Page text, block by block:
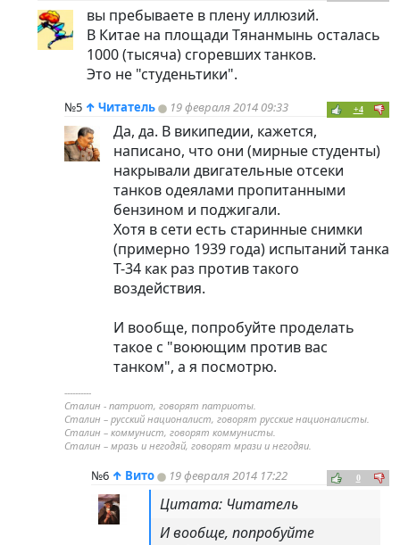
вы пребываете в плену иллюзий.
В Китае на площади Тянанмынь осталась
1000 (тысяча) сгоревших танков.
Это не "студеньтики".
№5 ↑ Читатель 19 февраля 2014 09:33 +4
Да, да. В википедии, кажется,
написано, что они (мирные студенты)
накрывали двигательные отсеки
танков одеялами пропитанными
бензином и поджигали.
Хотя в сети есть старинные снимки
(примерно 1939 года) испытаний танка
Т-34 как раз против такого
воздействия.
И вообще, попробуйте проделать
такое с "воюющим против вас
танком", а я посмотрю.
----------
Сталин - патриот, говорят патриоты.
Сталин – русский националист, говорят русские националисты.
Сталин – коммунист, говорят коммунисты.
Сталин – мразь и негодяй, говорят мрази и негодяи.
№6 ↑ Вито 19 февраля 2014 17:22 0
Цитата: Читатель
И вообще, попробуйте